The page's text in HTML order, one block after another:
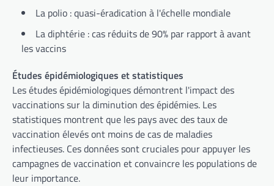
La polio : quasi-éradication à l'échelle mondiale
La diphtérie : cas réduits de 90% par rapport à avant
les vaccins
Études épidémiologiques et statistiques
Les études épidémiologiques démontrent l'impact des
vaccinations sur la diminution des épidémies. Les
statistiques montrent que les pays avec des taux de
vaccination élevés ont moins de cas de maladies
infectieuses. Ces données sont cruciales pour appuyer les
campagnes de vaccination et convaincre les populations de
leur importance.